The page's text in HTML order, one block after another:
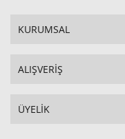
KURUMSAL
ALIŞVERİŞ
ÜYELİK